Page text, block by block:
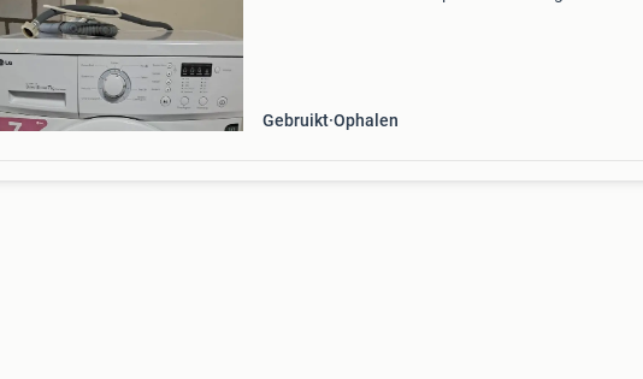
Gebruikt Ophalen